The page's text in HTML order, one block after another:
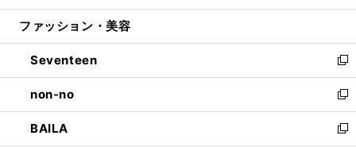
開
ウ
開
く
ン
ウ
で
開
く
ウ
ン
ド
ウ
で
開
く
ファッション・美容
Seventeen
新
し
い
ウ
ィ
non-no
新
し
い
BAILA
新